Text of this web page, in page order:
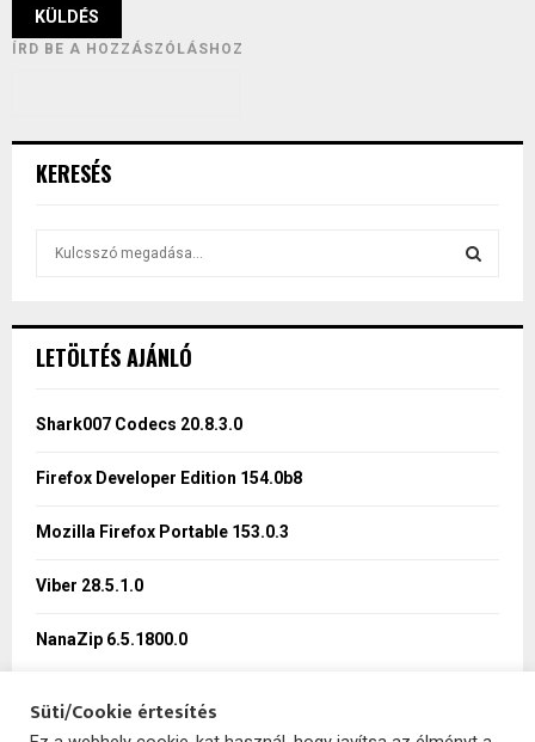
ÍRD BE A HOZZÁSZÓLÁSHOZ
KERESÉS
h
o
:
LETÖLTÉS AJÁNLÓ
Shark007 Codecs 20.8.3.0
Firefox Developer Edition 154.0b8
Mozilla Firefox Portable 153.0.3
Viber 28.5.1.0
NanaZip 6.5.1800.0
Süti/Cookie értesítés